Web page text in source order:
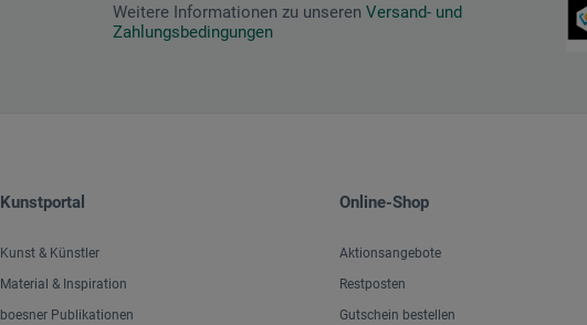
Weitere Informationen zu unseren Versand- und
Zahlungsbedingungen
Kunstportal
Kunst & Künstler
Material & Inspiration
boesner Publikationen
Online-Shop
Aktionsangebote
Restposten
Gutschein bestellen